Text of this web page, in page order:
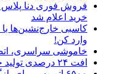
فروش فوری دنا پلاس
خرید اعلام شد
وارد کن!
خاموشی سراسری،
افت ۲۴ درصدی تولید خودرو در کشور